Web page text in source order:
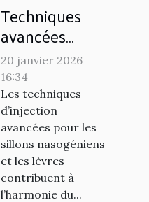
Techniques
avancées
d'injection pour
les sillons
nasogéniens et
les lèvres
20 janvier 2026
16:34
Les techniques
d’injection
avancées pour les
sillons nasogéniens
et les lèvres
contribuent à
l’harmonie du...